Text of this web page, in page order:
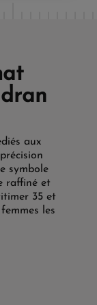
aux
symbole
raffiné et
35 et
les